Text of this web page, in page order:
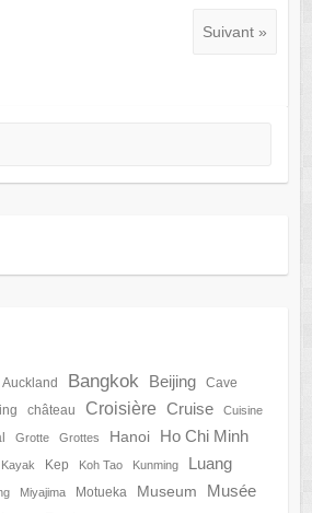
Suivant »
Auckland Bangkok Beijing Cave
château Croisière Cruise Cuisine
Grotte Grottes Hanoi
Ho Chi Minh
Kayak Kep Koh Tao Kunming
Luang
Miyajima Motueka Museum Musée